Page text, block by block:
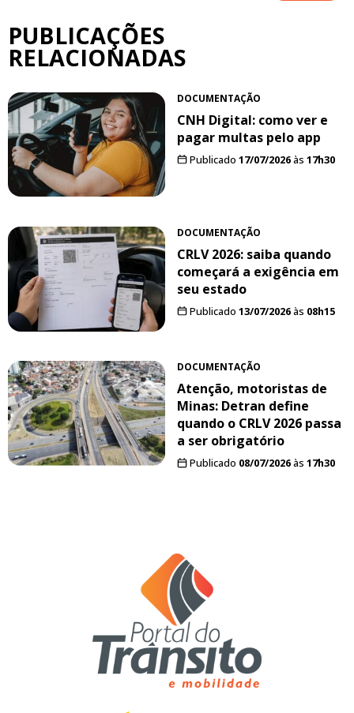
PUBLICAÇÕES
RELACIONADAS
DOCUMENTAÇÃO
CNH Digital: como ver e
pagar multas pelo app
Publicado 17/07/2026às 17h30
DOCUMENTAÇÃO
CRLV 2026: saiba quando
começará a exigência em
seu estado
Publicado 13/07/2026às 08h15
DOCUMENTAÇÃO
Atenção, motoristas de
Minas: Detran define
quando o CRLV 2026 passa
a ser obrigatório
Publicado 08/07/2026às 17h30